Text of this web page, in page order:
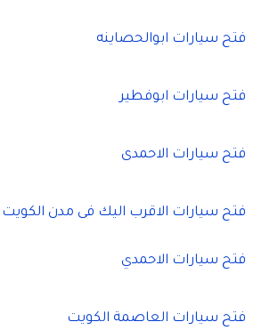
فتح سيارات ابوالحصاينه
فتح سيارات ابوفطير
فتح سيارات الاحمدى
فتح سيارات الاقرب اليك فى مدن الكويت
فتح سيارات الاحمدي
فتح سيارات العاصمة الكويت